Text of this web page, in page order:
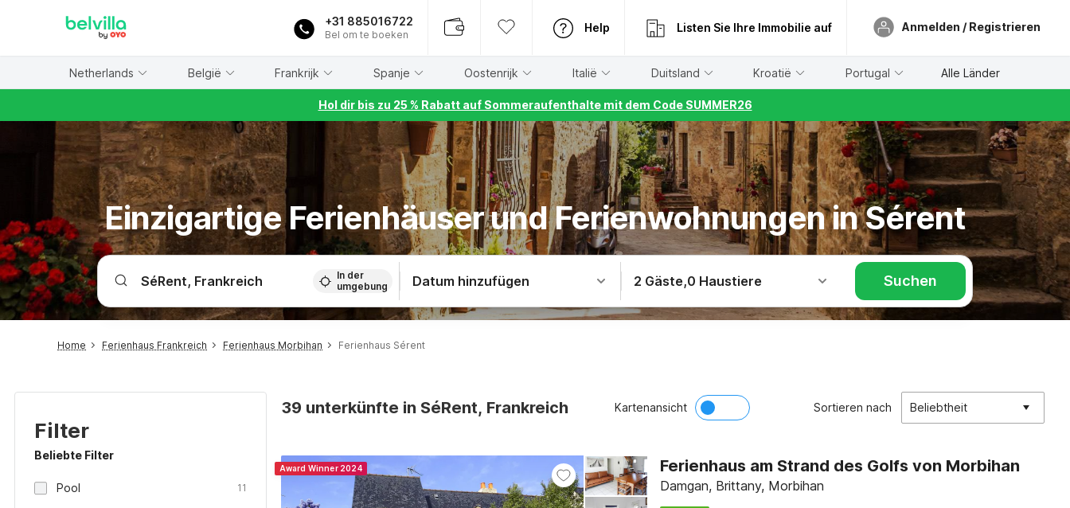
+31 885016722
Bel om te boeken
Help Listen Sie Ihre Immobilie auf Anmelden / Registrieren
Netherlands België Frankrijk Spanje Oostenrijk Italië Duitsland Kroatië Portugal Alle Länder
Hol dir bis zu 25 % Rabatt auf Sommeraufenthalte mit dem Code SUMMER26
Einzigartige Ferienhäuser und Ferienwohnungen in Sérent
In der
umgebung
Datum hinzufügen 2 Gäste,0 Haustiere Suchen
Home Ferienhaus Frankreich Ferienhaus Morbihan Ferienhaus Sérent
Filter
Beliebte Filter
Pool 11
39 unterkünfte in SéRent, Frankreich Kartenansicht Sortieren nach Beliebtheit
Award Winner 2024 Ferienhaus am Strand des Golfs von Morbihan
Damgan, Brittany, Morbihan